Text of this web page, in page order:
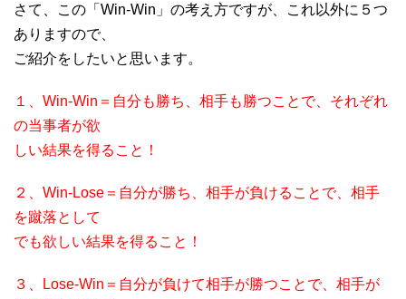
さて、この「Win-Win」の考え方ですが、これ以外に５つ
ありますので、
ご紹介をしたいと思います。
１、Win-Win＝自分も勝ち、相手も勝つことで、それぞれ
の当事者が欲
しい結果を得ること！
２、Win-Lose＝自分が勝ち、相手が負けることで、相手
を蹴落として
でも欲しい結果を得ること！
３、Lose-Win＝自分が負けて相手が勝つことで、相手が